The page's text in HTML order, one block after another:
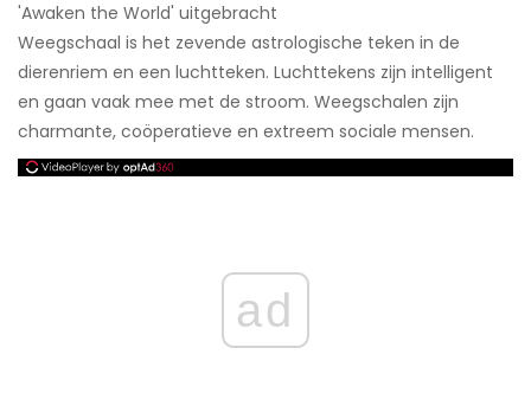
'Awaken the World' uitgebracht
Weegschaal is het zevende astrologische teken in de
dierenriem en een luchtteken. Luchttekens zijn intelligent
en gaan vaak mee met de stroom. Weegschalen zijn
charmante, coöperatieve en extreem sociale mensen.
ad